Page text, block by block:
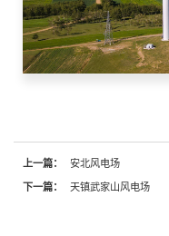
上一篇： 安北风电场
下一篇： 天镇武家山风电场